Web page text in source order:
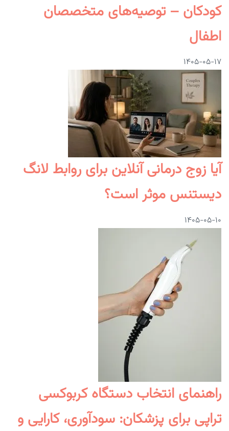
کودکان – توصیه‌های متخصصان
اطفال
۱۴۰۵-۰۵-۱۷
آیا زوج درمانی آنلاین برای روابط لانگ
دیستنس موثر است؟
۱۴۰۵-۰۵-۱۰
راهنمای انتخاب دستگاه کربوکسی‌
تراپی برای پزشکان: سودآوری، کارایی و